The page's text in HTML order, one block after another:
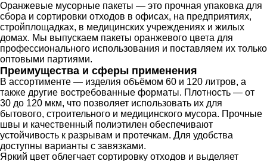
Оранжевые мусорные пакеты — это прочная упаковка для
сбора и сортировки отходов в офисах, на предприятиях,
стройплощадках, в медицинских учреждениях и жилых
домах. Мы выпускаем пакеты оранжевого цвета для
профессионального использования и поставляем их только
оптовыми партиями.
Преимущества и сферы применения
В ассортименте — изделия объёмом 60 и 120 литров, а
также другие востребованные форматы. Плотность — от
30 до 120 мкм, что позволяет использовать их для
бытового, строительного и медицинского мусора. Прочные
швы и качественный полиэтилен обеспечивают
устойчивость к разрывам и протечкам. Для удобства
доступны варианты с завязками.
Яркий цвет облегчает сортировку отходов и выделяет